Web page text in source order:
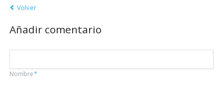
Volver
Añadir comentario
Campo
Nombre*